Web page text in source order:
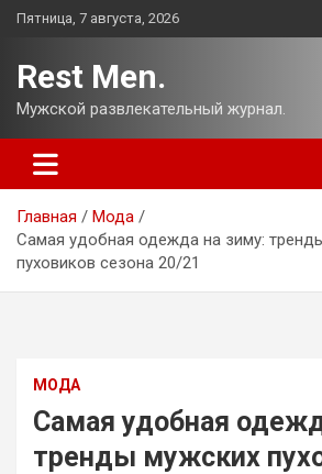
Перейти
Пятница, 7 августа, 2026
Rest Men.
Мужской развлекательный журнал.
Главная
Мода
Самая удобная одежда на зиму:
пуховиков сезона 20/21
МОДА
Самая удобная
тренды мужских